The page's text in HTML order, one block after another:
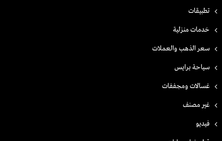
تطبيقات
خدمات منزلية
سعر الذهب والعملات
سياحة برايس
غسالات ومجففات
غير مصنف
فيديو